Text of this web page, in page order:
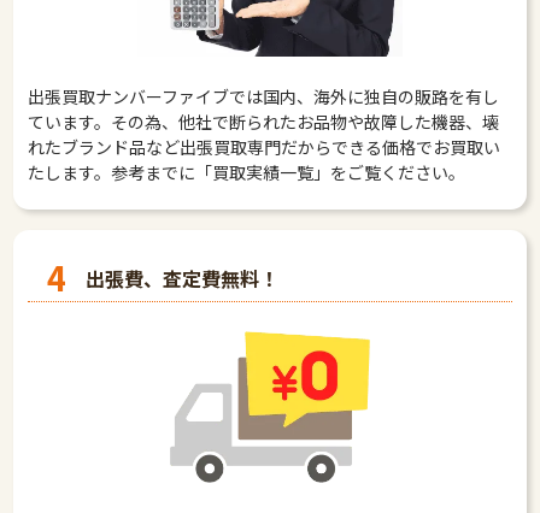
出張買取ナンバーファイブでは国内、海外に独自の販路を有し
ています。その為、他社で断られたお品物や故障した機器、壊
れたブランド品など出張買取専門だからできる価格でお買取い
たします。参考までに「買取実績一覧」をご覧ください。
4 出張費、査定費無料！